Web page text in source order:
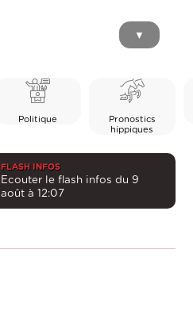
▼
Politique
Pronostics
hippiques
FLASH INFOS
Ecouter le flash infos du 9
août à 12:07